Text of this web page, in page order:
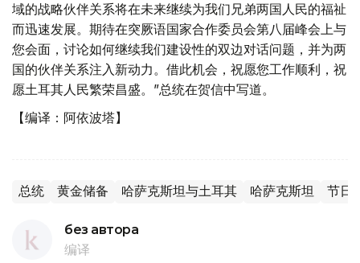
域的战略伙伴关系将在未来继续为我们兄弟两国人民的福祉
而迅速发展。期待在突厥语国家合作委员会第八届峰会上与
您会面，讨论如何继续我们建设性的双边对话问题，并为两
国的伙伴关系注入新动力。借此机会，祝愿您工作顺利，祝
愿土耳其人民繁荣昌盛。”总统在贺信中写道。
【编译：阿依波塔】
总统 黄金储备 哈萨克斯坦与土耳其 哈萨克斯坦 节日
без автора
编译